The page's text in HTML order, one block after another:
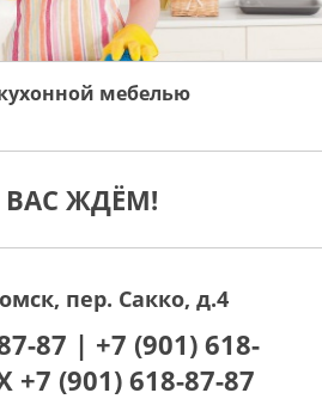
мебелью
ЖДЁМ!
пер. Сакко, д.4
87 | +7 (901) 618-
+7 (901) 618-87-87